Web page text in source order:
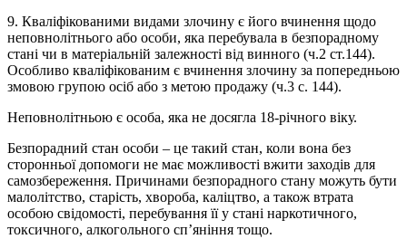
9. Кваліфікованими видами злочину є його вчинення щодо
неповнолітнього або особи, яка перебувала в безпорадному
стані чи в матеріальній залежності від винного (ч.2 ст.144).
Особливо кваліфікованим є вчинення злочину за попередньою
змовою групою осіб або з метою продажу (ч.3 с. 144).
Неповнолітньою є особа, яка не досягла 18-річного віку.
Безпорадний стан особи – це такий стан, коли вона без
сторонньої допомоги не має можливості вжити заходів для
самозбереження. Причинами безпорадного стану можуть бути
малолітство, старість, хвороба, каліцтво, а також втрата
особою свідомості, перебування її у стані наркотичного,
токсичного, алкогольного сп’яніння тощо.